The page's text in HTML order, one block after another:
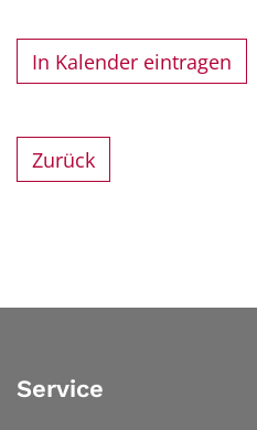
In Kalender eintragen
Zurück
Service